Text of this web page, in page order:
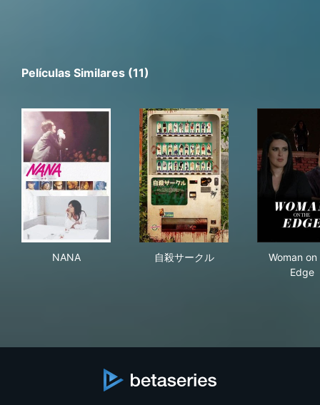
Películas Similares (11)
NANA 自殺サークル
Woman
Edge